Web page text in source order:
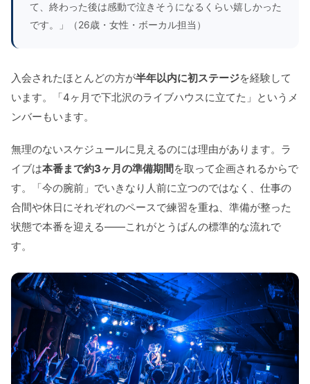
て、終わった後は感動で泣きそうになるくらい嬉しかった
です。」（26歳・女性・ボーカル担当）
入会されたほとんどの方が半年以内に初ステージを経験して
います。「4ヶ月で下北沢のライブハウスに立てた」というメ
ンバーもいます。
無理のないスケジュールに見えるのには理由があります。ラ
イブは本番まで約3ヶ月の準備期間を取って企画されるからで
す。「今の腕前」でいきなり人前に立つのではなく、仕事の
合間や休日にそれぞれのペースで練習を重ね、準備が整った
状態で本番を迎える——これがとうばんの標準的な流れで
す。